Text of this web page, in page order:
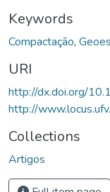
Keywords
Compactação,
URI
http://dx.doi.org/
http://
Collections
Artigos